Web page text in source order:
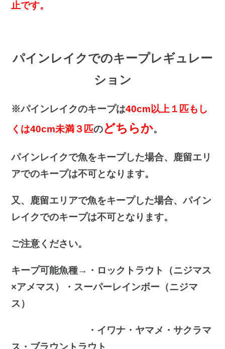
止です。
パインレイクでのキープレギュレー
ション
※パインレイクのキープは40cm以上１匹もし
くは40cm未満３匹のどちらか。
パインレイクで魚をキープした場合、鹿留エリ
アでのキープは不可となります。
又、鹿留エリアで魚をキープした場合、パイン
レイクでのキープは不可となります。
ご注意ください。
キープ可能魚種→・ロックトラウト（ニジマス
×アメマス）・スーパーレインボー（ニジマ
ス）
・イワナ・ヤマメ・サクラマ